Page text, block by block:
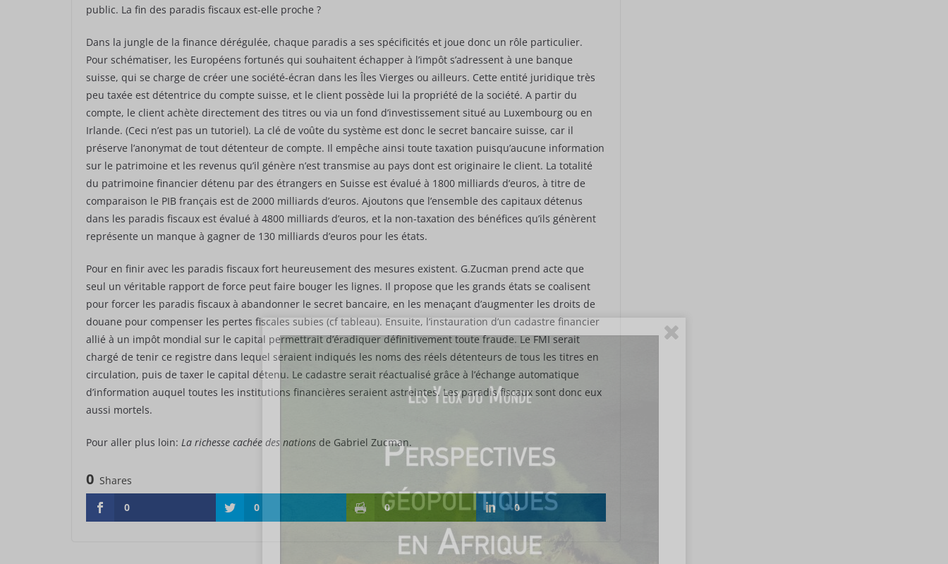
public. La fin des paradis fiscaux est-elle proche ?
Dans la jungle de la finance dérégulée, chaque paradis a ses spécificités et joue donc un rôle particulier.
Pour schématiser, les Européens fortunés qui souhaitent échapper à l’impôt s’adressent à une banque
suisse, qui se charge de créer une société-écran dans les Îles Vierges ou ailleurs. Cette entité juridique très
peu taxée est détentrice du compte suisse, et le client possède lui la propriété de la société. A partir du
compte, le client achète directement des titres ou via un fond d’investissement situé au Luxembourg ou en
Irlande. (Ceci n’est pas un tutoriel). La clé de voûte du système est donc le secret bancaire suisse, car il
préserve l’anonymat de tout détenteur de compte. Il empêche ainsi toute taxation puisqu’aucune information
sur le patrimoine et les revenus qu’il génère n’est transmise au pays dont est originaire le client. La totalité
du patrimoine financier détenu par des étrangers en Suisse est évalué à 1800 milliards d’euros, à titre de
comparaison le PIB français est de 2000 milliards d’euros. Ajoutons que l’ensemble des capitaux détenus
dans les paradis fiscaux est évalué à 4800 milliards d’euros, et la non-taxation des bénéfices qu’ils génèrent
représente un manque à gagner de 130 milliards d’euros pour les états.
Pour en finir avec les paradis fiscaux fort heureusement des mesures existent. G.Zucman prend acte que
seul un véritable rapport de force peut faire bouger les lignes. Il propose que les grands états se coalisent
pour forcer les paradis fiscaux à abandonner le secret bancaire, en les menaçant d’augmenter les droits de
douane pour compenser les pertes fiscales subies (cf tableau). Ensuite, l’instauration d’un cadastre financier
allié à un impôt mondial sur le capital permettrait d’éradiquer définitivement toute fraude. Le FMI serait
chargé de tenir ce registre dans lequel seraient indiqués les noms des réels détenteurs de tous les titres en
circulation, puis de taxer le capital détenu. Le cadastre serait réactualisé grâce à l’échange automatique
d’information auquel toutes les institutions financières seraient astreintes. Les paradis fiscaux sont donc eux
aussi mortels.
Pour aller plus loin: La richesse cachée des nations de Gabriel Zucman.
0 Shares
0
0 0 0